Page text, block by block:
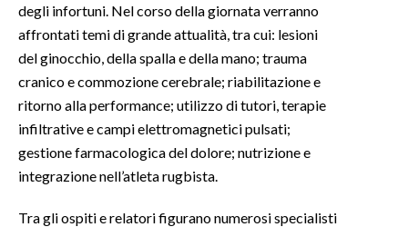
ABBONATI
PUBBLICITÀ
SPIAGGE
STORE
degli infortuni. Nel corso della giornata verranno
affrontati temi di grande attualità, tra cui: lesioni
del ginocchio, della spalla e della mano; trauma
cranico e commozione cerebrale; riabilitazione e
ritorno alla performance; utilizzo di tutori, terapie
infiltrative e campi elettromagnetici pulsati;
gestione farmacologica del dolore; nutrizione e
integrazione nell’atleta rugbista.
Tra gli ospiti e relatori figurano numerosi specialisti